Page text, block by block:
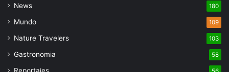
News 180
Mundo 109
Nature Travelers 103
Gastronomia 58
Reportajes